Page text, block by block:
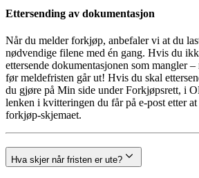
Ettersending av dokumentasjon
Når du melder forkjøp, anbefaler vi at du
nødvendige filene med én gang. Hvis du
ettersende dokumentasjonen som mangler
før meldefristen går ut! Hvis du skal
du gjøre på Min side under Forkjøpsrett, i
lenken i kvitteringen du får på e-post etter
forkjøp-skjemaet.
Hva skjer når fristen er ute?